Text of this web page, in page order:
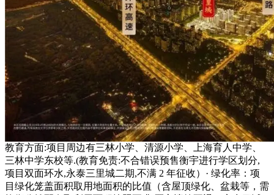
教育方面:项目周边有三林小学、清源小学、上海育人中学、
三林中学东校等.(教育免责:不合错误预售衡宇进行学区划分,
项目双面环水,永泰三里城二期,不满 2 年征收）· 绿化率：项
目绿化笼盖面积取用地面积的比值（含屋顶绿化、盆栽等，需